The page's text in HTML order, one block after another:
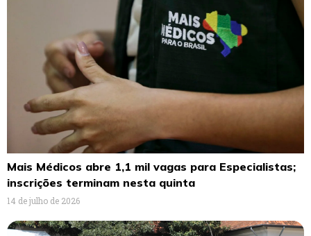
Mais Médicos abre 1,1 mil vagas para Especialistas;
inscrições terminam nesta quinta
14 de julho de 2026